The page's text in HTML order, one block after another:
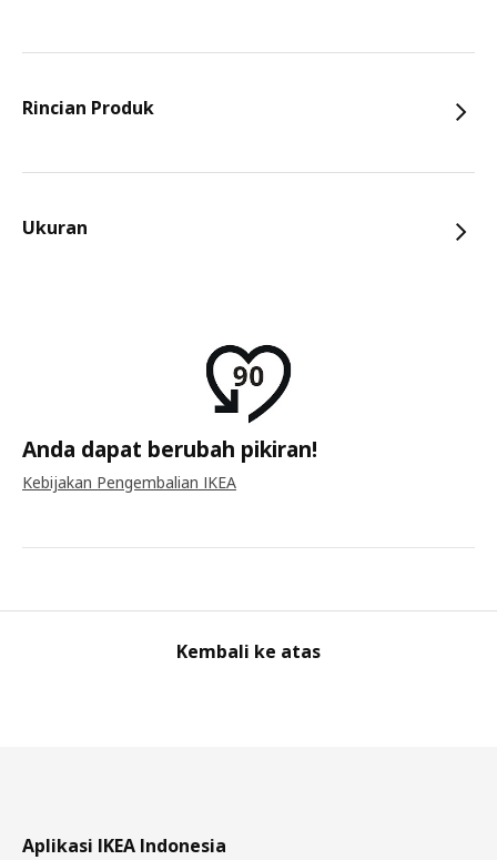
Rincian Produk
Ukuran
Anda dapat berubah pikiran!
Kebijakan Pengembalian IKEA
Kembali ke atas
Aplikasi IKEA Indonesia